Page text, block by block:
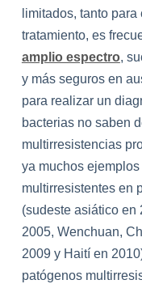
limitados, tanto
tratamiento, es
amplio espectro,
y más seguros en
para realizar un
bacterias no saben
multirresistencias
ya muchos
multirresistentes en
(sudeste asiático en
2005, Wenchuan,
2009 y Haití en
patógenos